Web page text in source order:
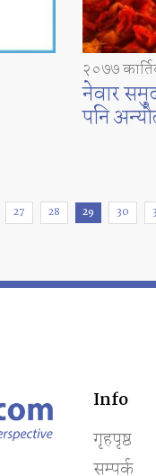
२०७७
नेवार
पनि
27 28 29 30
Info
गृहपृष्ठ
सम्पर्क